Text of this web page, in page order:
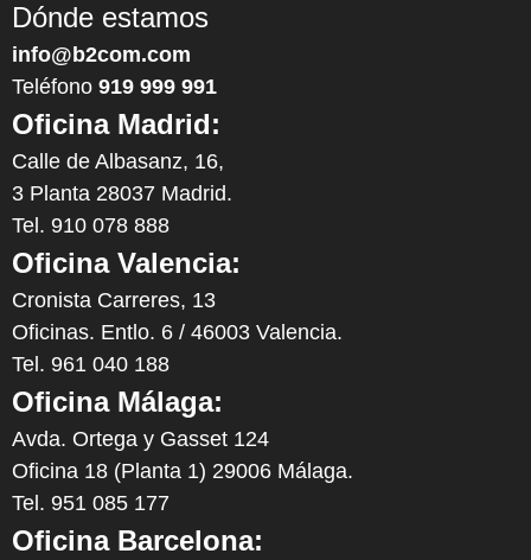
Dónde estamos
info@b2com.com
Teléfono 919 999 991
Oficina Madrid:
Calle de Albasanz, 16,
3 Planta 28037 Madrid.
Tel. 910 078 888
Oficina Valencia:
Cronista Carreres, 13
Oficinas. Entlo. 6 / 46003 Valencia.
Tel. 961 040 188
Oficina Málaga:
Avda. Ortega y Gasset 124
Oficina 18 (Planta 1) 29006 Málaga.
Tel. 951 085 177
Oficina Barcelona: